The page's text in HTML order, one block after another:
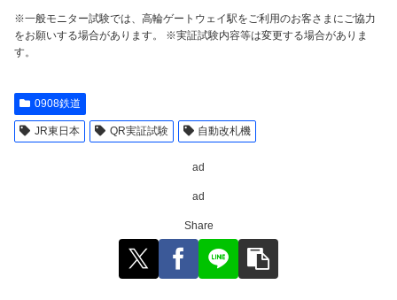
※一般モニター試験では、高輪ゲートウェイ駅をご利用のお客さまにご協力
をお願いする場合があります。 ※実証試験内容等は変更する場合がありま
す。
0908鉄道
JR東日本 QR実証試験 自動改札機
ad
ad
Share